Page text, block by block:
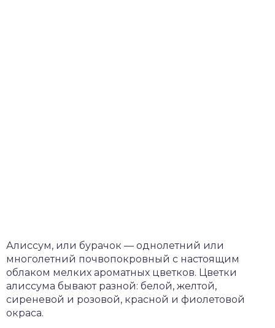
Алиссум, или бурачок — однолетний или
многолетний почвопокровный с настоящим
облаком мелких ароматных цветков. Цветки
алиссума бывают разной: белой, желтой,
сиреневой и розовой, красной и фиолетовой
окраса.